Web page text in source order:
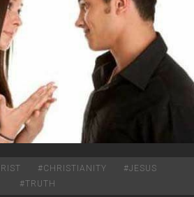
#CHRISTIANITY #JESUS
#TRUTH